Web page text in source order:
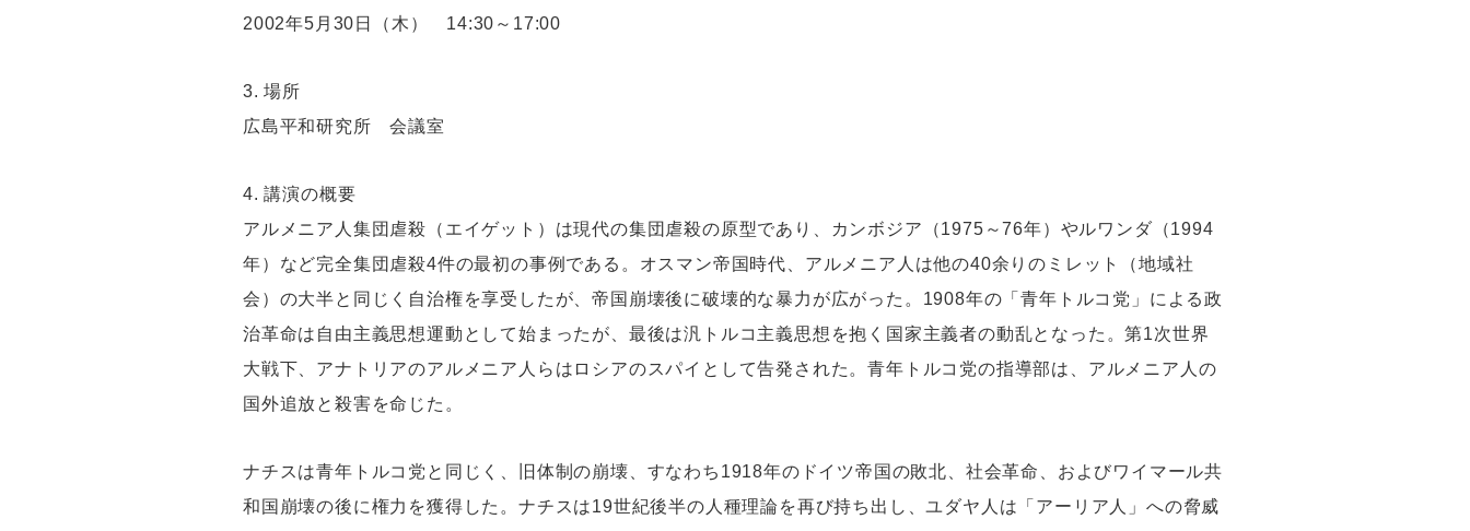
2002年5月30日（木） 14:30～17:00
3. 場所
広島平和研究所 会議室
4. 講演の概要
アルメニア人集団虐殺（エイゲット）は現代の集団虐殺の原型であり、カンボジア（1975～76年）やルワンダ（1994
年）など完全集団虐殺4件の最初の事例である。オスマン帝国時代、アルメニア人は他の40余りのミレット（地域社
会）の大半と同じく自治権を享受したが、帝国崩壊後に破壊的な暴力が広がった。1908年の「青年トルコ党」による政
治革命は自由主義思想運動として始まったが、最後は汎トルコ主義思想を抱く国家主義者の動乱となった。第1次世界
大戦下、アナトリアのアルメニア人らはロシアのスパイとして告発された。青年トルコ党の指導部は、アルメニア人の
国外追放と殺害を命じた。
ナチスは青年トルコ党と同じく、旧体制の崩壊、すなわち1918年のドイツ帝国の敗北、社会革命、およびワイマール共
和国崩壊の後に権力を獲得した。ナチスは19世紀後半の人種理論を再び持ち出し、ユダヤ人は「アーリア人」への脅威